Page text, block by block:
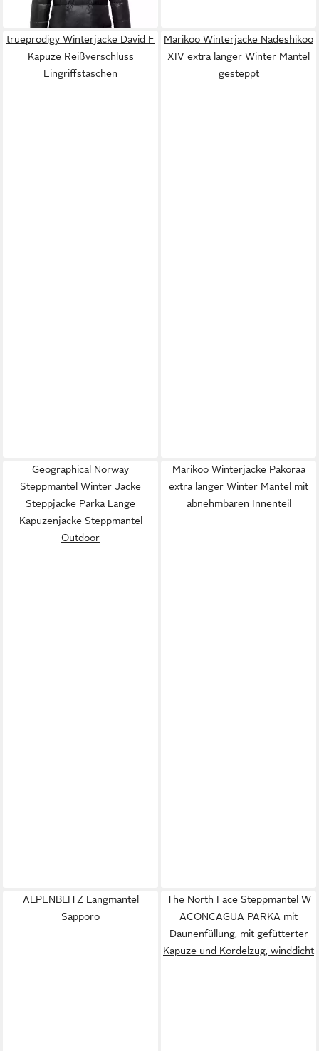
trueprodigy Winterjacke David F
Kapuze Reißverschluss
Eingriffstaschen
Marikoo Winterjacke Nadeshikoo
XIV extra langer Winter Mantel
gesteppt
Geographical Norway
Steppmantel Winter Jacke
Steppjacke Parka Lange
Kapuzenjacke Steppmantel
Outdoor
Marikoo Winterjacke Pakoraa
extra langer Winter Mantel mit
abnehmbaren Innenteil
ALPENBLITZ Langmantel
Sapporo
The North Face Steppmantel W
ACONCAGUA PARKA mit
Daunenfüllung, mit gefütterter
Kapuze und Kordelzug, winddicht